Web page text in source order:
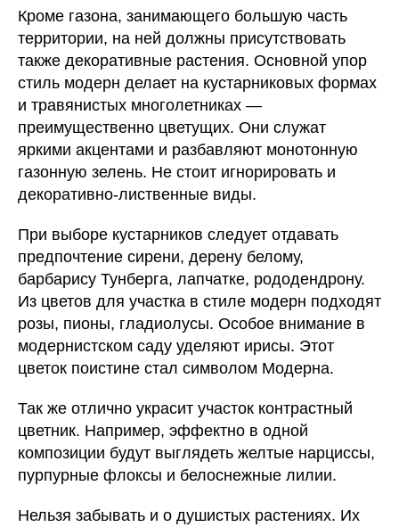
Кроме газона, занимающего большую часть
территории, на ней должны присутствовать
также декоративные растения. Основной упор
стиль модерн делает на кустарниковых формах
и травянистых многолетниках —
преимущественно цветущих. Они служат
яркими акцентами и разбавляют монотонную
газонную зелень. Не стоит игнорировать и
декоративно-лиственные виды.
При выборе кустарников следует отдавать
предпочтение сирени, дерену белому,
барбарису Тунберга, лапчатке, рододендрону.
Из цветов для участка в стиле модерн подходят
розы, пионы, гладиолусы. Особое внимание в
модернистском саду уделяют ирисы. Этот
цветок поистине стал символом Модерна.
Так же отлично украсит участок контрастный
цветник. Например, эффектно в одной
композиции будут выглядеть желтые нарциссы,
пурпурные флоксы и белоснежные лилии.
Нельзя забывать и о душистых растениях. Их